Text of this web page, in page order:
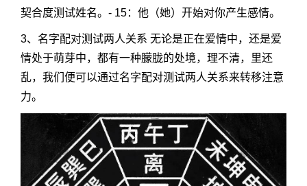
契合度测试姓名。- 15：他（她）开始对你产生感情。
3、名字配对测试两人关系 无论是正在爱情中，还是爱
情处于萌芽中，都有一种朦胧的处境，理不清，里还
乱，我们便可以通过名字配对测试两人关系来转移注意
力。